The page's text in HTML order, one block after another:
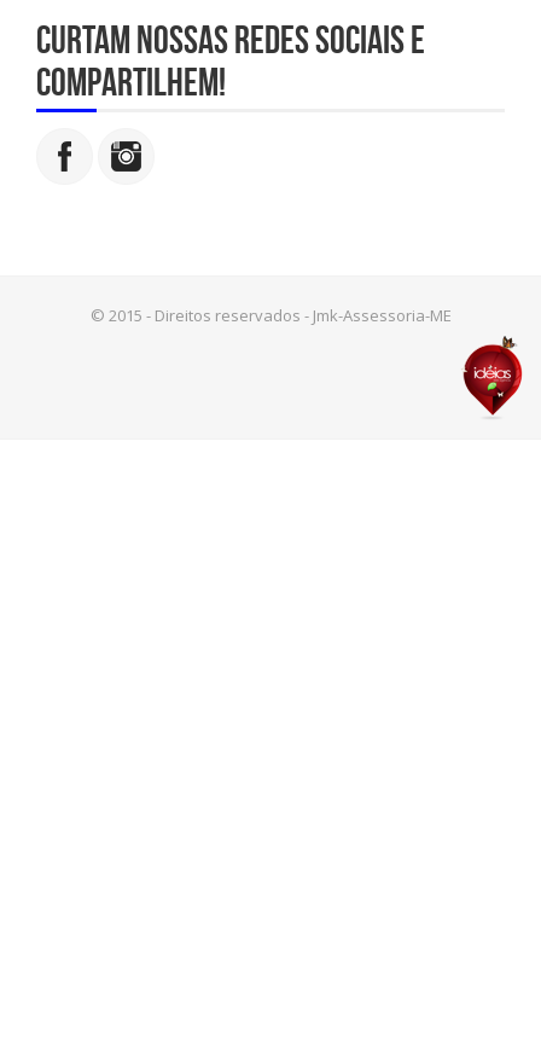
Curtam nossas redes sociais e
compartilhem!
© 2015 - Direitos reservados - Jmk-Assessoria-ME